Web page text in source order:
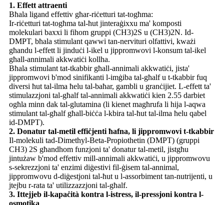
1. Effett attraenti
Bħala ligand effettiv għar-riċetturi tat-togħma:
Ir-riċetturi tat-togħma tal-ħut jinteraġixxu ma' komposti
molekulari baxxi li fihom gruppi (CH3)2S u (CH3)2N. Id-
DMPT, bħala stimulant qawwi tan-nervituri olfattivi, kważi
għandu l-effett li jinduċi l-ikel u jippromwovi l-konsum tal-ikel
għall-annimali akkwatiċi kollha.
Bħala stimulant tat-tkabbir għall-annimali akkwatiċi, jista'
jippromwovi b'mod sinifikanti l-imġiba tal-għalf u t-tkabbir fuq
diversi ħut tal-ilma ħelu tal-baħar, gambli u granċijiet. L-effett ta'
stimulazzjoni tal-għalf tal-annimali akkwatiċi kien 2.55 darbiet
ogħla minn dak tal-glutamina (li kienet magħrufa li hija l-aqwa
stimulant tal-għalf għall-biċċa l-kbira tal-ħut tal-ilma ħelu qabel
id-DMPT).
2. Donatur tal-metil effiċjenti ħafna, li jippromwovi t-tkabbir
Il-molekuli tad-Dimethyl-Beta-Propiothetin (DMPT) (gruppi
CH3) 2S għandhom funzjoni ta' donatur tal-metil, jistgħu
jintużaw b'mod effettiv mill-annimali akkwatiċi, u jippromwovu
s-sekrezzjoni ta' enzimi diġestivi fil-ġisem tal-annimal,
jippromwovu d-diġestjoni tal-ħut u l-assorbiment tan-nutrijenti, u
jtejbu r-rata ta' utilizzazzjoni tal-għalf.
3. Ittejjeb il-kapaċità kontra l-istress, il-pressjoni kontra l-
osmotika